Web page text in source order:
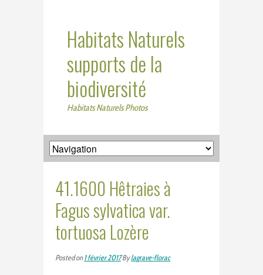
Habitats Naturels
supports de la
biodiversité
Habitats Naturels Photos
41.1600 Hêtraies à
Fagus sylvatica var.
tortuosa Lozère
Posted on 1 février 2017Bylagrave-florac